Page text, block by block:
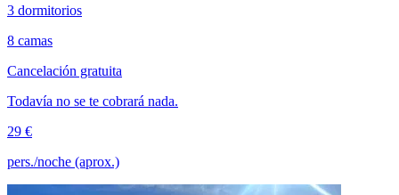
3 dormitorios
8 camas
Cancelación gratuita
Todavía no se te cobrará nada.
29 €
pers./noche (aprox.)